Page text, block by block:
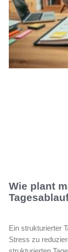
Wie plant
Ein strukturierter
Stress zu